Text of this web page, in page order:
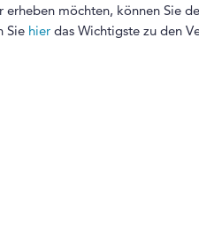
möchten, können Sie
Sie hier das Wichtigste zu den